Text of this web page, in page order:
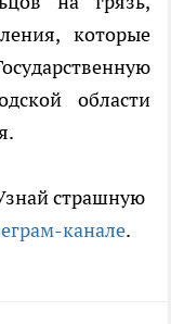
которые
области
страшную
канале.